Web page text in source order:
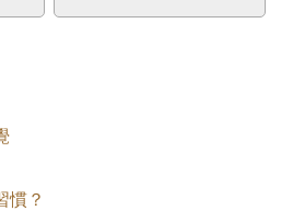
慣？